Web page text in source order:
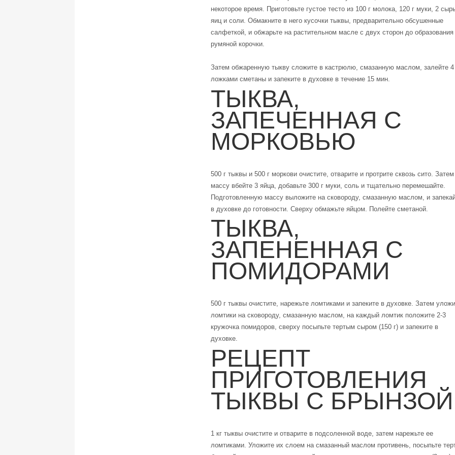
некоторое время. Приготовьте густое тесто из 100 г молока, 120 г муки, 2
яиц и соли. Обмакните в него кусочки тыквы, предварительно обсушенные
салфеткой, и обжарьте на растительном масле с двух сторон до образования
румяной корочки.
Затем обжаренную тыкву сложите в кастрюлю, смазанную маслом, залейте 4
ложками сметаны и запеките в духовке в течение 15 мин.
ТЫКВА,
ЗАПЕЧЕННАЯ С
МОРКОВЬЮ
500 г тыквы и 500 г моркови очистите, отварите и протрите сквозь сито.
массу вбейте 3 яйца, добавьте 300 г муки, соль и тщательно перемешайте.
Подготовленную массу выложите на сковороду, смазанную маслом, и
в духовке до готовности. Сверху обмажьте яйцом. Полейте сметаной.
ТЫКВА,
ЗАПЕНЕННАЯ С
ПОМИДОРАМИ
500 г тыквы очистите, нарежьте ломтиками и запеките в духовке. Затем
ломтики на сковороду, смазанную маслом, на каждый ломтик положите 2-3
кружочка помидоров, сверху посыпьте тертым сыром (150 г) и запеките в
духовке.
РЕЦЕПТ
ПРИГОТОВЛЕНИЯ
ТЫКВЫ С БРЫНЗОЙ
1 кг тыквы очистите и отварите в подсоленной воде, затем нарежьте ее
ломтиками. Уложите их слоем на смазанный маслом противень, посыпьте